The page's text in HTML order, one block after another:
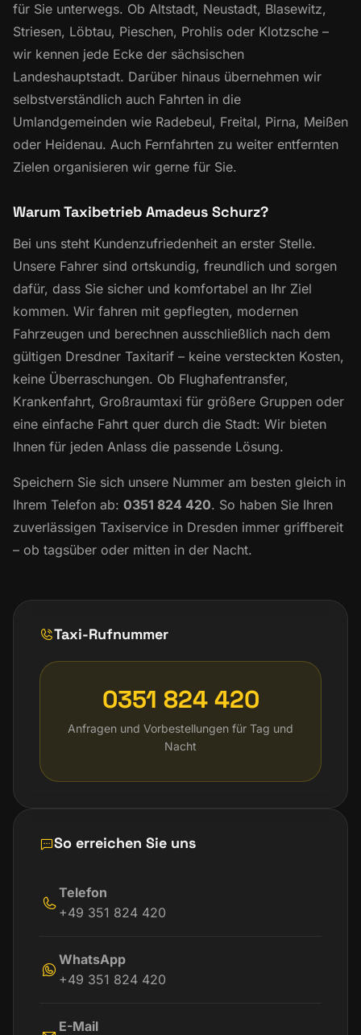
für Sie unterwegs. Ob Altstadt, Neustadt, Blasewitz,
Striesen, Löbtau, Pieschen, Prohlis oder Klotzsche –
wir kennen jede Ecke der sächsischen
Landeshauptstadt. Darüber hinaus übernehmen wir
selbstverständlich auch Fahrten in die
Umlandgemeinden wie Radebeul, Freital, Pirna, Meißen
oder Heidenau. Auch Fernfahrten zu weiter entfernten
Zielen organisieren wir gerne für Sie.
Warum Taxibetrieb Amadeus Schurz?
Bei uns steht Kundenzufriedenheit an erster Stelle.
Unsere Fahrer sind ortskundig, freundlich und sorgen
dafür, dass Sie sicher und komfortabel an Ihr Ziel
kommen. Wir fahren mit gepflegten, modernen
Fahrzeugen und berechnen ausschließlich nach dem
gültigen Dresdner Taxitarif – keine versteckten Kosten,
keine Überraschungen. Ob Flughafentransfer,
Krankenfahrt, Großraumtaxi für größere Gruppen oder
eine einfache Fahrt quer durch die Stadt: Wir bieten
Ihnen für jeden Anlass die passende Lösung.
Speichern Sie sich unsere Nummer am besten gleich in
Ihrem Telefon ab: 0351 824 420. So haben Sie Ihren
zuverlässigen Taxiservice in Dresden immer griffbereit
– ob tagsüber oder mitten in der Nacht.
Taxi-Rufnummer
0351 824 420
Anfragen und Vorbestellungen für Tag und
Nacht
So erreichen Sie uns
Telefon
+49 351 824 420
WhatsApp
+49 351 824 420
E-Mail